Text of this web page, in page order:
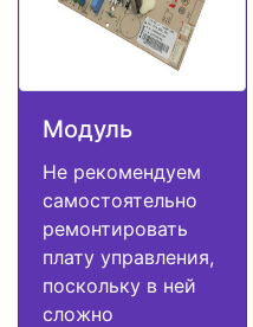
Модуль
Не рекомендуем
самостоятельно
ремонтировать
плату управления,
поскольку в ней
сложно